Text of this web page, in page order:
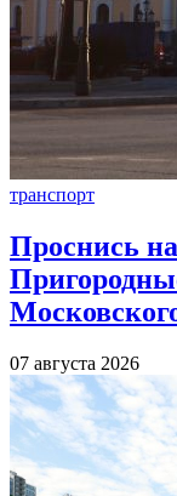
транспорт
Проснись
07 августа 2026